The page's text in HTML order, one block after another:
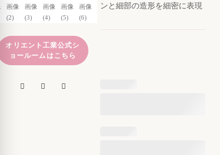
オリエント工業公式シ
ョールームはこちら
ンと細部の造形を細密に表現